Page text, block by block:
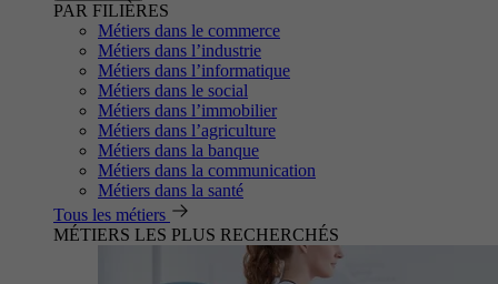
PAR FILIÈRES
Métiers dans le commerce
Métiers dans l’industrie
Métiers dans l’informatique
Métiers dans le social
Métiers dans l’immobilier
Métiers dans l’agriculture
Métiers dans la banque
Métiers dans la communication
Métiers dans la santé
Tous les métiers
MÉTIERS LES PLUS RECHERCHÉS